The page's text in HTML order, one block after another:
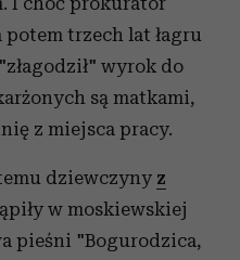
potem trzech lat łagru
wyrok do
są matkami,
z miejsca pracy.
dziewczyny z
w moskiewskiej
pieśni "Bogurodzica,